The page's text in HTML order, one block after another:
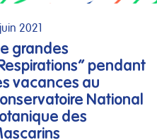
2021
grandes
pendant
vacances au
National
des